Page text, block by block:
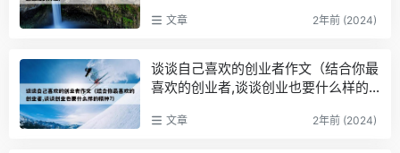
文章 2年前 (2024)
谈谈自己喜欢的创业者作文（结合你最
喜欢的创业者,谈谈创业也要什么样的
文章 2年前 (2024)